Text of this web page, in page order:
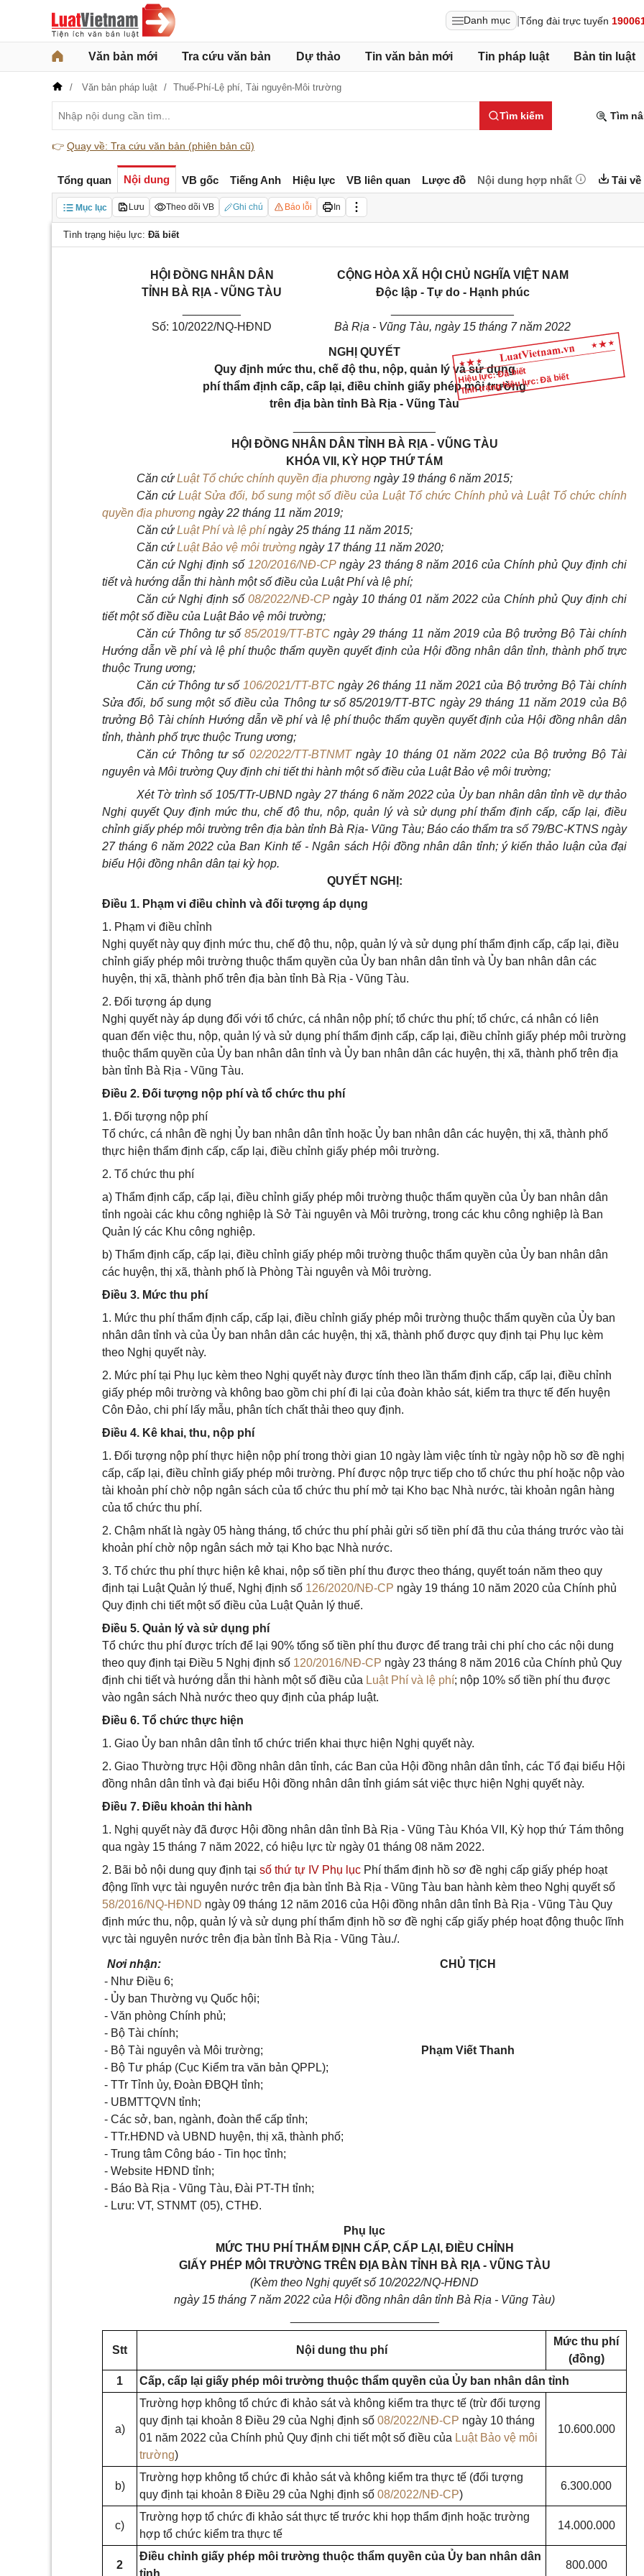
Danh mục Tổng đài trực tuyến
Văn bản mới Tra cứu văn bản Dự thảo Tin văn bản mới Tin pháp luật Bản tin luật
Văn bản pháp luật Thuế-Phí-Lệ phí, Tài nguyên-Môi trường
Tìm kiếm Tìm
👉 Quay về: Tra cứu văn bản (phiên bản cũ)
Tổng quan Nội dung VB gốc Tiếng Anh Hiệu lực VB liên quan Lược đồ Nội dung hợp nhất Tải về
Mục lục Lưu Theo dõi VB Ghi chú Báo lỗi In
Tình trạng hiệu lực: Đã biết
Hiệu lực: Đã biết
Tình trạng hiệu lực: Đã biết
HỘI ĐỒNG NHÂN DÂN
TỈNH BÀ RỊA - VŨNG TÀU
Số: 10/2022/NQ-HĐND
CỘNG HÒA XÃ HỘI CHỦ NGHĨA VIỆT NAM
Độc lập - Tự do - Hạnh phúc
Bà Rịa - Vũng Tàu, ngày 15 tháng 7 năm 2022
NGHỊ QUYẾT
Quy định mức thu, chế độ thu, nộp, quản lý và sử dụng
phí thẩm định cấp, cấp lại, điều chỉnh giấy phép môi trường
trên địa bàn tỉnh Bà Rịa - Vũng Tàu
HỘI ĐỒNG NHÂN DÂN TỈNH BÀ RỊA - VŨNG TÀU
KHÓA VII, KỲ HỌP THỨ TÁM
Căn cứLuật Tổ chức chính quyền địa phương ngày 19 tháng 6 năm 2015;
Căn cứ Luật Sửa đổi, bổ sung một số điều của Luật Tổ chức Chính phủ và Luật Tổ chức chính
quyền địa phương ngày 22 tháng 11 năm 2019;
Căn cứLuật Phí và lệ phíngày 25 tháng 11 năm 2015;
Căn cứLuật Bảo vệ môi trường ngày 17 tháng 11 năm 2020;
Căn cứ Nghị định số 120/2016/NĐ-CPngày 23 tháng 8 năm 2016 của Chính phủ Quy định chi
tiết và hướng dẫn thi hành một số điều của Luật Phí và lệ phí;
Căn cứ Nghị định số 08/2022/NĐ-CPngày 10 tháng 01 năm 2022 của Chính phủ Quy định chi
tiết một số điều của Luật Bảo vệ môi trường;
Căn cứ Thông tư số85/2019/TT-BTC ngày 29 tháng 11 năm 2019 của Bộ trưởng Bộ Tài chính
Hướng dẫn về phí và lệ phí thuộc thẩm quyền quyết định của Hội đồng nhân dân tỉnh, thành phố trực
thuộc Trung ương;
Căn cứ Thông tư số 106/2021/TT-BTCngày 26 tháng 11 năm 2021 của Bộ trưởng Bộ Tài chính
Sửa đổi, bổ sung một số điều của Thông tư số 85/2019/TT-BTC ngày 29 tháng 11 năm 2019 của Bộ
trưởng Bộ Tài chính Hướng dẫn về phí và lệ phí thuộc thẩm quyền quyết định của Hội đồng nhân dân
tỉnh, thành phố trực thuộc Trung ương;
Căn cứ Thông tư số 02/2022/TT-BTNMTngày 10 tháng 01 năm 2022 của Bộ trưởng Bộ Tài
nguyên và Môi trường Quy định chi tiết thi hành một số điều của Luật Bảo vệ môi trường;
Xét Tờ trình số 105/TTr-UBND ngày 27 tháng 6 năm 2022 của Ủy ban nhân dân tỉnh về dự thảo
Nghị quyết Quy định mức thu, chế độ thu, nộp, quản lý và sử dụng phí thẩm định cấp, cấp lại, điều
chỉnh giấy phép môi trường trên địa bàn tỉnh Bà Rịa- Vũng Tàu; Báo cáo thẩm tra số 79/BC-KTNS ngày
27 tháng 6 năm 2022 của Ban Kinh tế - Ngân sách Hội đồng nhân dân tỉnh; ý kiến thảo luận của đại
biểu Hội đồng nhân dân tại kỳ họp.
QUYẾT NGHỊ:
Điều 1. Phạm vi điều chỉnh và đối tượng áp dụng
1. Phạm vi điều chỉnh
Nghị quyết này quy định mức thu, chế độ thu, nộp, quản lý và sử dụng phí thẩm định cấp, cấp lại, điều
chỉnh giấy phép môi trường thuộc thẩm quyền của Ủy ban nhân dân tỉnh và Ủy ban nhân dân các
huyện, thị xã, thành phố trên địa bàn tỉnh Bà Rịa - Vũng Tàu.
2. Đối tượng áp dụng
Nghị quyết này áp dụng đối với tổ chức, cá nhân nộp phí; tổ chức thu phí; tổ chức, cá nhân có liên
quan đến việc thu, nộp, quản lý và sử dụng phí thẩm định cấp, cấp lại, điều chỉnh giấy phép môi trường
thuộc thẩm quyền của Ủy ban nhân dân tỉnh và Ủy ban nhân dân các huyện, thị xã, thành phố trên địa
bàn tỉnh Bà Rịa - Vũng Tàu.
Điều 2. Đối tượng nộp phí và tổ chức thu phí
1. Đối tượng nộp phí
Tổ chức, cá nhân đề nghị Ủy ban nhân dân tỉnh hoặc Ủy ban nhân dân các huyện, thị xã, thành phố
thực hiện thẩm định cấp, cấp lại, điều chỉnh giấy phép môi trường.
2. Tổ chức thu phí
a) Thẩm định cấp, cấp lại, điều chỉnh giấy phép môi trường thuộc thẩm quyền của Ủy ban nhân dân
tỉnh ngoài các khu công nghiệp là Sở Tài nguyên và Môi trường, trong các khu công nghiệp là Ban
Quản lý các Khu công nghiệp.
b) Thẩm định cấp, cấp lại, điều chỉnh giấy phép môi trường thuộc thẩm quyền của Ủy ban nhân dân
các huyện, thị xã, thành phố là Phòng Tài nguyên và Môi trường.
Điều 3. Mức thu phí
1. Mức thu phí thẩm định cấp, cấp lại, điều chỉnh giấy phép môi trường thuộc thẩm quyền của Ủy ban
nhân dân tỉnh và của Ủy ban nhân dân các huyện, thị xã, thành phố được quy định tại Phụ lục kèm
theo Nghị quyết này.
2. Mức phí tại Phụ lục kèm theo Nghị quyết này được tính theo lần thẩm định cấp, cấp lại, điều chỉnh
giấy phép môi trường và không bao gồm chi phí đi lại của đoàn khảo sát, kiểm tra thực tế đến huyện
Côn Đảo, chi phí lấy mẫu, phân tích chất thải theo quy định.
Điều 4. Kê khai, thu, nộp phí
1. Đối tượng nộp phí thực hiện nộp phí trong thời gian 10 ngày làm việc tính từ ngày nộp hồ sơ đề nghị
cấp, cấp lại, điều chỉnh giấy phép môi trường. Phí được nộp trực tiếp cho tổ chức thu phí hoặc nộp vào
tài khoản phí chờ nộp ngân sách của tổ chức thu phí mở tại Kho bạc Nhà nước, tài khoản ngân hàng
của tổ chức thu phí.
2. Chậm nhất là ngày 05 hàng tháng, tổ chức thu phí phải gửi số tiền phí đã thu của tháng trước vào tài
khoản phí chờ nộp ngân sách mở tại Kho bạc Nhà nước.
3. Tổ chức thu phí thực hiện kê khai, nộp số tiền phí thu được theo tháng, quyết toán năm theo quy
định tại Luật Quản lý thuế, Nghị định số 126/2020/NĐ-CP ngày 19 tháng 10 năm 2020 của Chính phủ
Quy định chi tiết một số điều của Luật Quản lý thuế.
Điều 5. Quản lý và sử dụng phí
Tổ chức thu phí được trích để lại 90% tổng số tiền phí thu được để trang trải chi phí cho các nội dung
theo quy định tại Điều 5 Nghị định số 120/2016/NĐ-CP ngày 23 tháng 8 năm 2016 của Chính phủ Quy
định chi tiết và hướng dẫn thi hành một số điều của Luật Phí và lệ phí; nộp 10% số tiền phí thu được
vào ngân sách Nhà nước theo quy định của pháp luật.
Điều 6. Tổ chức thực hiện
1. Giao Ủy ban nhân dân tỉnh tổ chức triển khai thực hiện Nghị quyết này.
2. Giao Thường trực Hội đồng nhân dân tỉnh, các Ban của Hội đồng nhân dân tỉnh, các Tổ đại biểu Hội
đồng nhân dân tỉnh và đại biểu Hội đồng nhân dân tỉnh giám sát việc thực hiện Nghị quyết này.
Điều 7. Điều khoản thi hành
1. Nghị quyết này đã được Hội đồng nhân dân tỉnh Bà Rịa - Vũng Tàu Khóa VII, Kỳ họp thứ Tám thông
qua ngày 15 tháng 7 năm 2022, có hiệu lực từ ngày 01 tháng 08 năm 2022.
2. Bãi bỏ nội dung quy định tại số thứ tự IV Phụ lục Phí thẩm định hồ sơ đề nghị cấp giấy phép hoạt
động lĩnh vực tài nguyên nước trên địa bàn tỉnh Bà Rịa - Vũng Tàu ban hành kèm theo Nghị quyết số
58/2016/NQ-HĐND ngày 09 tháng 12 năm 2016 của Hội đồng nhân dân tỉnh Bà Rịa - Vũng Tàu Quy
định mức thu, nộp, quản lý và sử dụng phí thẩm định hồ sơ đề nghị cấp giấy phép hoạt động thuộc lĩnh
vực tài nguyên nước trên địa bàn tỉnh Bà Rịa - Vũng Tàu./.
Nơi nhận:
- Như Điều 6;
- Ủy ban Thường vụ Quốc hội;
- Văn phòng Chính phủ;
- Bộ Tài chính;
- Bộ Tài nguyên và Môi trường;
- Bộ Tư pháp (Cục Kiểm tra văn bản QPPL);
- TTr Tỉnh ủy, Đoàn ĐBQH tỉnh;
- UBMTTQVN tỉnh;
- Các sở, ban, ngành, đoàn thể cấp tỉnh;
- TTr.HĐND và UBND huyện, thị xã, thành phố;
- Trung tâm Công báo - Tin học tỉnh;
- Website HĐND tỉnh;
- Báo Bà Rịa - Vũng Tàu, Đài PT-TH tỉnh;
- Lưu: VT, STNMT (05), CTHĐ.
CHỦ TỊCH
Phạm Viết Thanh
Phụ lục
MỨC THU PHÍ THẨM ĐỊNH CẤP, CẤP LẠI, ĐIỀU CHỈNH
GIẤY PHÉP MÔI TRƯỜNG TRÊN ĐỊA BÀN TỈNH BÀ RỊA - VŨNG TÀU
(Kèm theo Nghị quyết số 10/2022/NQ-HĐND
ngày 15 tháng 7 năm 2022 của Hội đồng nhân dân tỉnh Bà Rịa - Vũng Tàu)
Stt Nội dung thu phí
Mức thu phí
(đồng)
1
Cấp, cấp lại giấy phép môi trường thuộc thẩm quyền của Ủy ban nhân dân tỉnh
a)
Trường hợp không tổ chức đi khảo sát và không kiểm tra thực tế (trừ đối tượng
quy định tại khoản 8 Điều 29 của Nghị định số 08/2022/NĐ-CP ngày 10 tháng
01 năm 2022 của Chính phủ Quy định chi tiết một số điều của Luật Bảo vệ môi
trường)
10.600.000
b)
Trường hợp không tổ chức đi khảo sát và không kiểm tra thực tế (đối tượng
quy định tại khoản 8 Điều 29 của Nghị định số 08/2022/NĐ-CP)
6.300.000
c)
Trường hợp tổ chức đi khảo sát thực tế trước khi họp thẩm định hoặc trường
hợp tổ chức kiểm tra thực tế
14.000.000
2
Điều chỉnh giấy phép môi trường thuộc thẩm quyền của Ủy ban nhân dân
800.000